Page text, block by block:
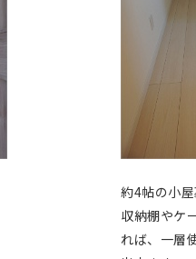
約4帖の小
収納棚やケ
れば、一層